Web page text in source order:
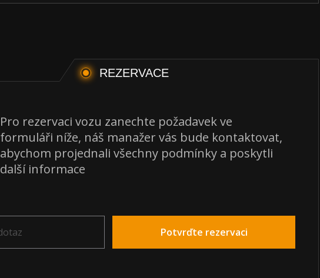
Pro rezervaci vozu zanechte požadavek ve
formuláři níže, náš manažer vás bude kontaktovat,
abychom projednali všechny podmínky a poskytli
další informace
Potvrďte rezervaci
REZERVACE